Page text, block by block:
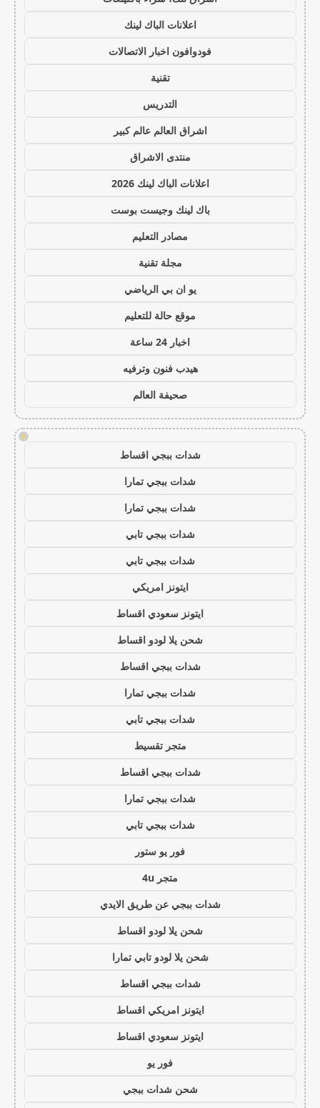
اعلانات الباك لينك
فودوافون اخبار الاتصالات
تقنية
التدريس
اشراق العالم عالم كبير
منتدى الاشراق
اعلانات الباك لينك 2026
باك لينك وجيست بوست
مصادر التعليم
مجلة تقنية
يو ان بي الرياضي
موقع حالة للتعليم
اخبار 24 ساعة
هيدب فنون وترفيه
صحيفة العالم
!
شدات ببجي اقساط
شدات ببجي تمارا
شدات ببجي تمارا
شدات ببجي تابي
شدات ببجي تابي
ايتونز امريكي
ايتونز سعودي اقساط
شحن يلا لودو اقساط
شدات ببجي اقساط
شدات ببجي تمارا
شدات ببجي تابي
متجر تقسيط
شدات ببجي اقساط
شدات ببجي تمارا
شدات ببجي تابي
فور يو ستور
متجر 4u
شدات ببجي عن طريق الايدي
شحن يلا لودو اقساط
شحن يلا لودو تابي تمارا
شدات ببجي اقساط
ايتونز امريكي اقساط
ايتونز سعودي اقساط
فور يو
شحن شدات ببجي